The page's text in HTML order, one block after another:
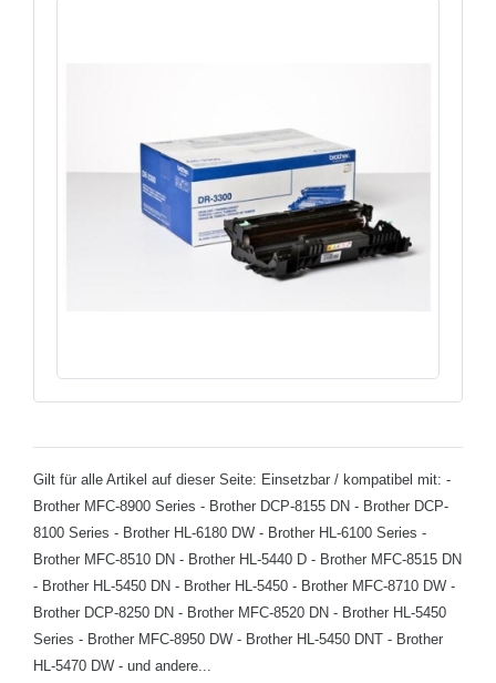
Gilt für alle Artikel auf dieser Seite: Einsetzbar / kompatibel mit: -
Brother MFC-8900 Series - Brother DCP-8155 DN - Brother DCP-
8100 Series - Brother HL-6180 DW - Brother HL-6100 Series -
Brother MFC-8510 DN - Brother HL-5440 D - Brother MFC-8515 DN
- Brother HL-5450 DN - Brother HL-5450 - Brother MFC-8710 DW -
Brother DCP-8250 DN - Brother MFC-8520 DN - Brother HL-5450
Series - Brother MFC-8950 DW - Brother HL-5450 DNT - Brother
HL-5470 DW - und andere...